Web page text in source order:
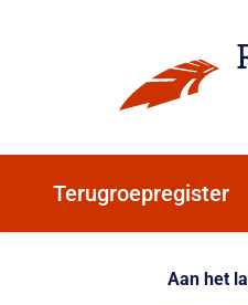
Terugroepregister
Aan het